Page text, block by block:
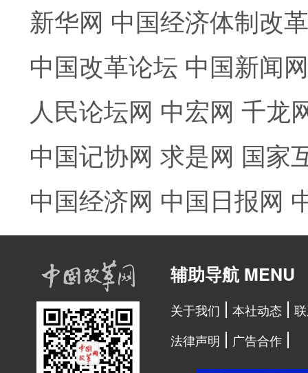
新华网 中国经济体制改
中国改革论坛 中国新闻网
人民论坛网 中宏网 千龙
中国记协网 求是网 国家
中国经济网 中国日报网
辅助导航 MENU
关于我们 本社动态
法律声明
广告合作